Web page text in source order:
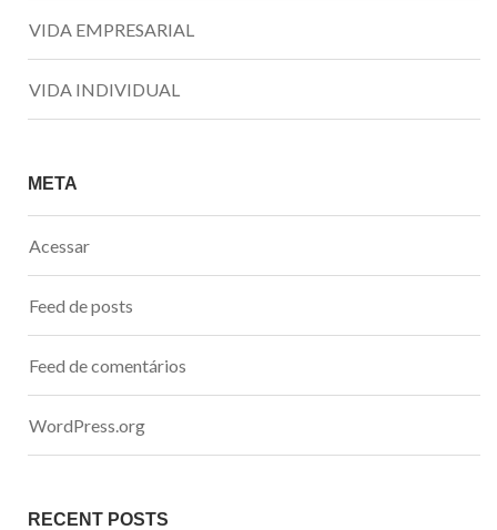
VIDA EMPRESARIAL
VIDA INDIVIDUAL
META
Acessar
Feed de posts
Feed de comentários
WordPress.org
RECENT POSTS